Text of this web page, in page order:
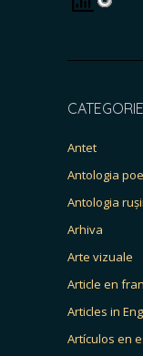
Antet
Antologia
Antologia
Arhiva
Arte vizuale
Article en
Articles in
Artículos en